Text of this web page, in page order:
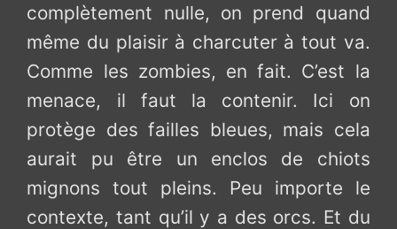
complètement nulle, on prend quand
même du plaisir à charcuter à tout va.
Comme les zombies, en fait. C’est la
menace, il faut la contenir. Ici on
protège des failles bleues, mais cela
aurait pu être un enclos de chiots
mignons tout pleins. Peu importe le
contexte, tant qu’il y a des orcs. Et du